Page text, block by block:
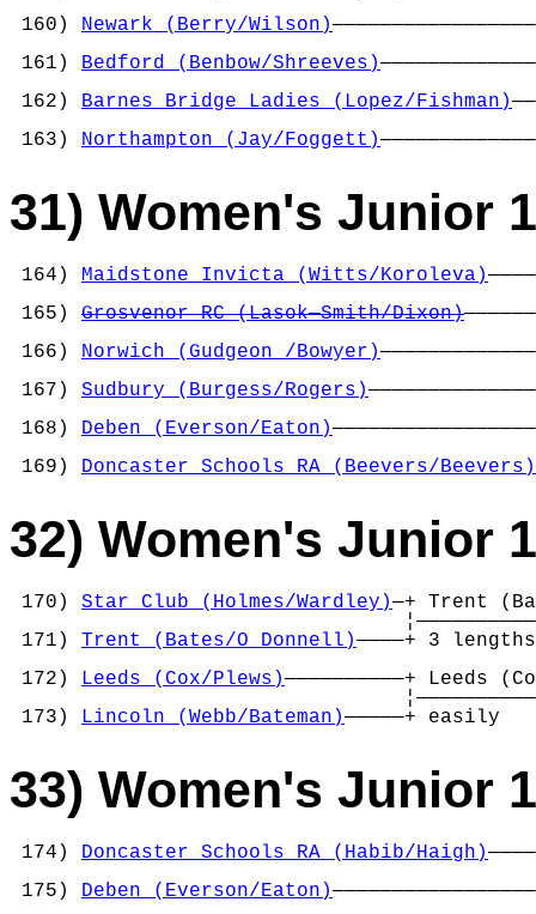
160) Newark (Berry/Wilson)
161) Bedford (Benbow/Shreeves)
162) Barnes Bridge Ladies (Lopez/Fishman)
163) Northampton (Jay/Foggett)
31) Women's Junior
164) Maidstone Invicta (Witts/Koroleva)
165) Grosvenor RC (Lasok—Smith/Dixon)
166) Norwich (Gudgeon /Bowyer)
167) Sudbury (Burgess/Rogers)
168) Deben (Everson/Eaton)
169) Doncaster Schools RA (Beevers/Beevers)
32) Women's Junior
170) Star Club (Holmes/Wardley)—+ Trent
171) Trent (Bates/O Donnell)————+
172) Leeds (Cox/Plews)——————————+
173) Lincoln (Webb/Bateman)
33) Women's Junior
174) Doncaster Schools RA (Habib/Haigh)
175) Deben (Everson/Eaton)